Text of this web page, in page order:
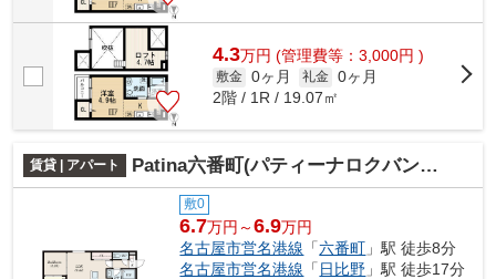
4.3万円 (管理費等：3,000円 )
敷金 0ヶ月 礼金 0ヶ月
2階 / 1R / 19.07㎡
賃貸 | アパート Patina六番町(パティーナロクバンチョウ)
敷0
6.7万円～6.9万円
名古屋市営名港線 「六番町 」駅 徒歩8分
名古屋市営名港線 「日比野 」駅 徒歩17分